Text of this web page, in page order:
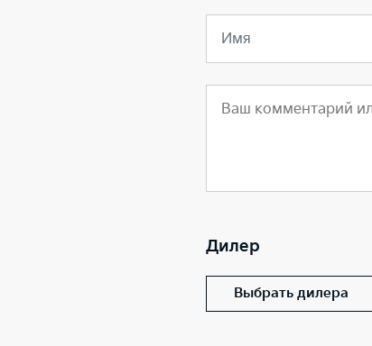
Имя
Дилер
Выбрать дилера